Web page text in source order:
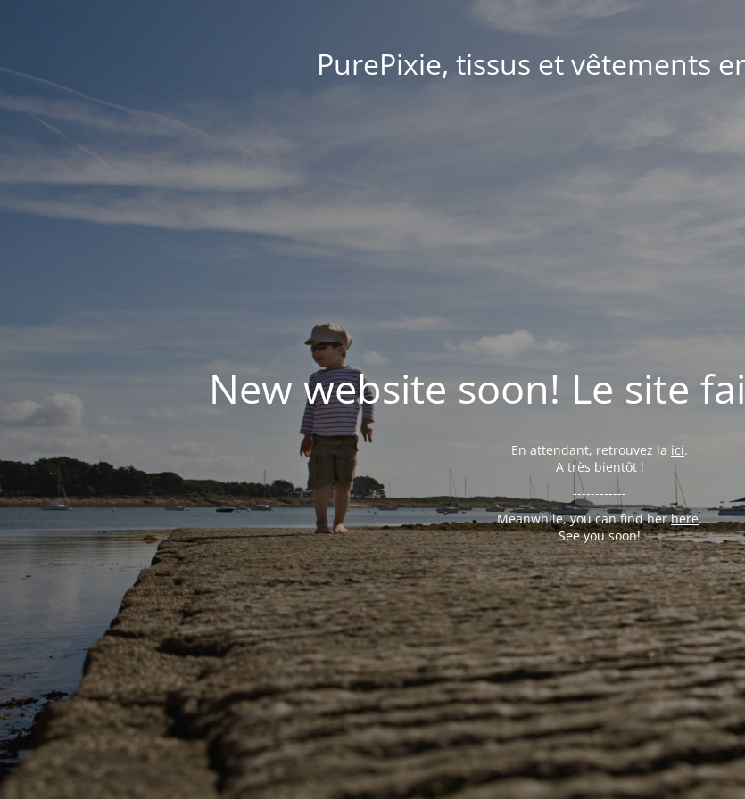
PurePixie, tissus et vêtements
New website soon! Le site
En attendant, retrouvez la ici.
A très bientôt !
------------
Meanwhile, you can find herhere.
See you soon!